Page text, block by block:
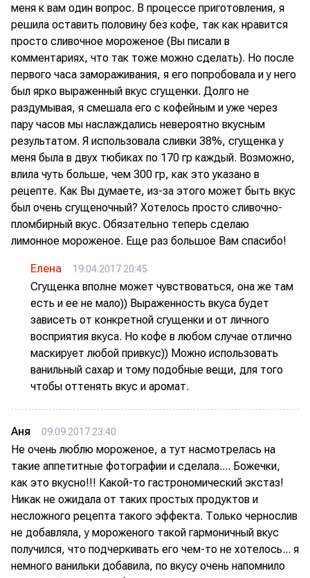
меня к вам один вопрос. В процессе приготовления, я
решила оставить половину без кофе, так как нравится
просто сливочное мороженое (Вы писали в
комментариях, что так тоже можно сделать). Но после
первого часа замораживания, я его попробовала и у него
был ярко выраженный вкус сгущенки. Долго не
раздумывая, я смешала его с кофейным и уже через
пару часов мы наслаждались невероятно вкусным
результатом. Я использовала сливки 38%, сгущенка у
меня была в двух тюбиках по 170 гр каждый. Возможно,
влила чуть больше, чем 300 гр, как это указано в
рецепте. Как Вы думаете, из-за этого может быть вкус
был очень сгущеночный? Хотелось просто сливочно-
пломбирный вкус. Обязательно теперь сделаю
лимонное мороженое. Еще раз большое Вам спасибо!
Елена 19.04.2017 20:45
Сгущенка вполне может чувствоваться, она же там
есть и ее не мало)) Выраженность вкуса будет
зависеть от конкретной сгущенки и от личного
восприятия вкуса. Но кофе в любом случае отлично
маскирует любой привкус)) Можно использовать
ванильный сахар и тому подобные вещи, для того
чтобы оттенять вкус и аромат.
Аня 09.09.2017 23:40
Не очень люблю мороженое, а тут насмотрелась на
такие аппетитные фотографии и сделала.... Божечки,
как это вкусно!!! Какой-то гастрономический экстаз!
Никак не ожидала от таких простых продуктов и
несложного рецепта такого эффекта. Только чернослив
не добавляла, у мороженого такой гармоничный вкус
получился, что подчеркивать его чем-то не хотелось... я
немного ванильки добавила, по вкусу очень напомнило